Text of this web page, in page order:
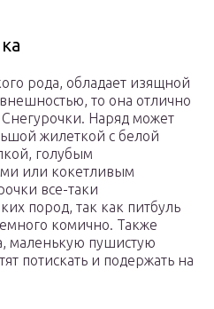
рода, обладает изящной
то она отлично
Снегурочки. Наряд может
жилеткой с белой
голубым
или кокетливым
все-таки
пород, так как питбуль
комично. Также
маленькую пушистую
потискать и подержать на